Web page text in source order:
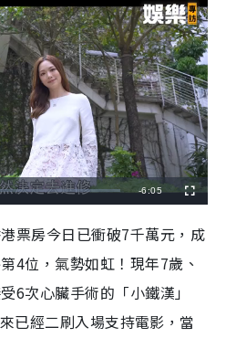
R
a
i
n
-6:05
F
u
s
c
e
e
票房今日已衝破7千萬元，成
4位，氣勢如虹！現年7歲、
6次心臟手術的「小鐵漢」
已經二刷入場支持電影，當